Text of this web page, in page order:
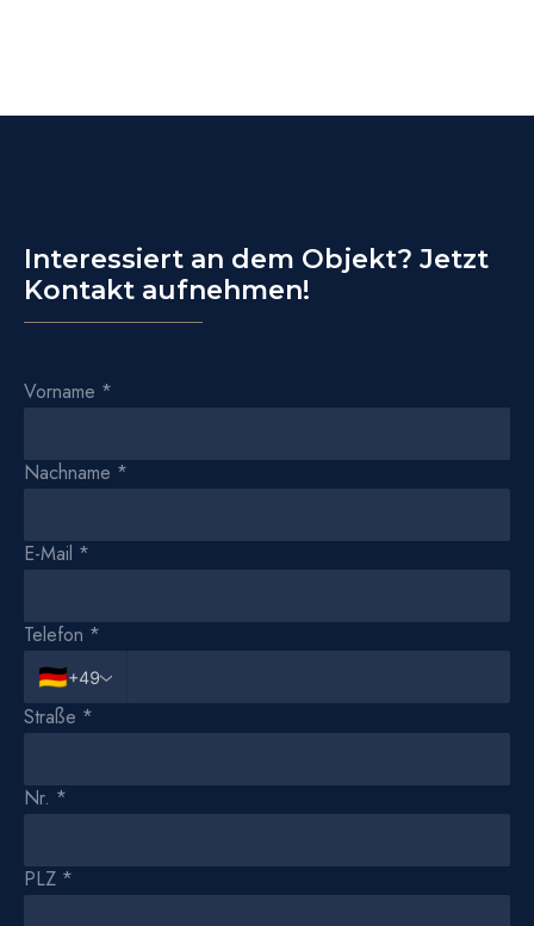
Interessiert an dem Objekt? Jetzt
Kontakt aufnehmen!
Vorname *
Nachname *
E-Mail *
Telefon *
🇩🇪+49
Straße *
Nr. *
PLZ *